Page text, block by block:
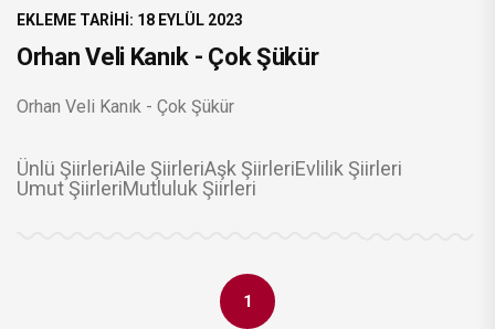
EKLEME TARIHI: 18 EYLÜL 2023
Orhan Veli Kanık - Çok Şükür
Orhan Veli Kanık - Çok Şükür
Ünlü ŞiirleriAile ŞiirleriAşk ŞiirleriEvlilik Şiirleri
Umut ŞiirleriMutluluk Şiirleri
1